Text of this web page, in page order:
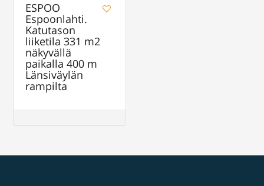
ESPOO
Espoonlahti.
Katutason
liiketila 331 m2
näkyvällä
paikalla 400 m
Länsiväylän
rampilta